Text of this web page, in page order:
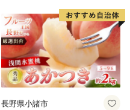
長野県小諸市